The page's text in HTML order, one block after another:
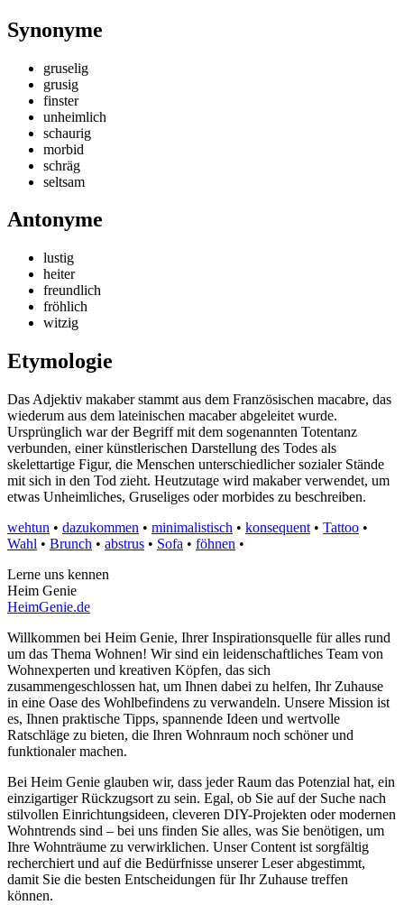
Synonyme
gruselig
grusig
finster
unheimlich
schaurig
morbid
schräg
seltsam
Antonyme
lustig
heiter
freundlich
fröhlich
witzig
Etymologie
Das Adjektiv makaber stammt aus dem Französischen macabre, das
wiederum aus dem lateinischen macaber abgeleitet wurde.
Ursprünglich war der Begriff mit dem sogenannten Totentanz
verbunden, einer künstlerischen Darstellung des Todes als
skelettartige Figur, die Menschen unterschiedlicher sozialer Stände
mit sich in den Tod zieht. Heutzutage wird makaber verwendet, um
etwas Unheimliches, Gruseliges oder morbides zu beschreiben.
wehtun • dazukommen • minimalistisch • konsequent • Tattoo •
Wahl • Brunch • abstrus • Sofa • föhnen •
Lerne uns kennen
Heim Genie
HeimGenie.de
Willkommen bei Heim Genie, Ihrer Inspirationsquelle für alles rund
um das Thema Wohnen! Wir sind ein leidenschaftliches Team von
Wohnexperten und kreativen Köpfen, das sich
zusammengeschlossen hat, um Ihnen dabei zu helfen, Ihr Zuhause
in eine Oase des Wohlbefindens zu verwandeln. Unsere Mission ist
es, Ihnen praktische Tipps, spannende Ideen und wertvolle
Ratschläge zu bieten, die Ihren Wohnraum noch schöner und
funktionaler machen.
Bei Heim Genie glauben wir, dass jeder Raum das Potenzial hat, ein
einzigartiger Rückzugsort zu sein. Egal, ob Sie auf der Suche nach
stilvollen Einrichtungsideen, cleveren DIY-Projekten oder modernen
Wohntrends sind – bei uns finden Sie alles, was Sie benötigen, um
Ihre Wohnträume zu verwirklichen. Unser Content ist sorgfältig
recherchiert und auf die Bedürfnisse unserer Leser abgestimmt,
damit Sie die besten Entscheidungen für Ihr Zuhause treffen
können.